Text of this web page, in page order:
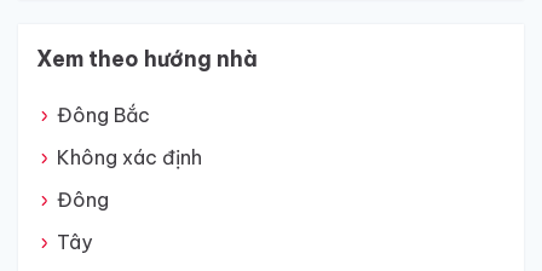
Xem theo hướng nhà
Đông Bắc
Không xác định
Đông
Tây